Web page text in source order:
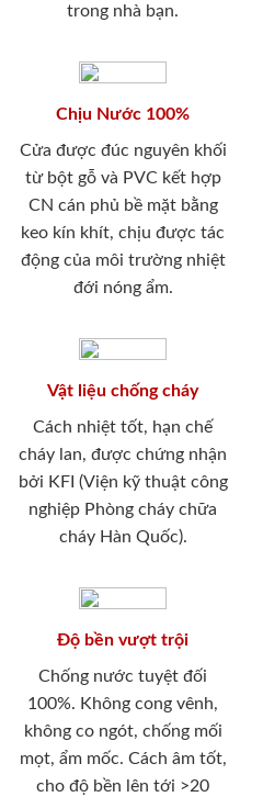
trong nhà bạn.
Chịu Nước 100%
Cửa được đúc nguyên khối
từ bột gỗ và PVC kết hợp
CN cán phủ bề mặt bằng
keo kín khít, chịu được tác
động của môi trường nhiệt
đới nóng ẩm.
Vật liệu chống cháy
Cách nhiệt tốt, hạn chế
cháy lan, được chứng nhận
bởi KFI (Viện kỹ thuật công
nghiệp Phòng cháy chữa
cháy Hàn Quốc).
Độ bền vượt trội
Chống nước tuyệt đối
100%. Không cong vênh,
không co ngót, chống mối
mọt, ẩm mốc. Cách âm tốt,
cho độ bền lên tới >20